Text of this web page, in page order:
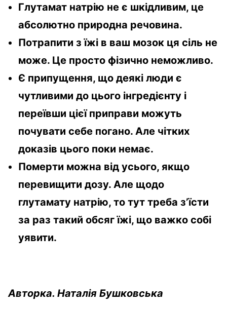
Глутамат натрію не є шкідливим, це
абсолютно природна речовина.
Потрапити з їжі в ваш мозок ця сіль не
може. Це просто фізично неможливо.
Є припущення, що деякі люди є
чутливими до цього інгредієнту і
переївши цієї приправи можуть
почувати себе погано. Але чітких
доказів цього поки немає.
Померти можна від усього, якщо
перевищити дозу. Але щодо
глутамату натрію, то тут треба з’їсти
за раз такий обсяг їжі, що важко собі
уявити.
Авторка. Наталія Бушковська